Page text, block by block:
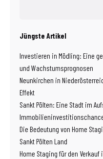
Jüngste Artikel
Investieren in Mödling: Eine
und Wachstumsprognosen
Neunkirchen in
Effekt
Sankt Pölten: Eine Stadt im
Die Bedeutung von Home
Sankt Pölten Land
Home Staging für den